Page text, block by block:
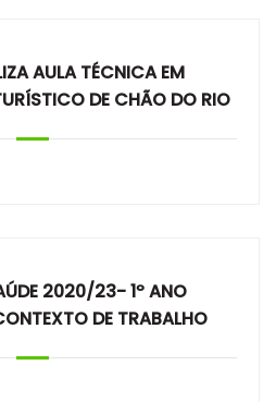
AULA TÉCNICA EM
EMPREENDIMENTO TURÍSTICO DE CHÃO DO RIO
2020/23- 1º ANO
DE TRABALHO